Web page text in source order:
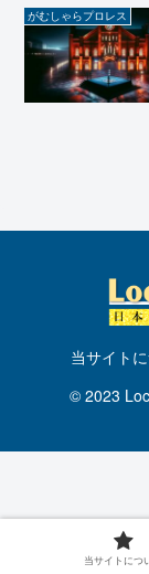
がむしゃらプロレス
当サイト
© 2023
当サイトにつ